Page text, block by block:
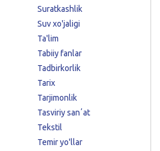
Suratkashlik
Suv xo'jaligi
Ta'lim
Tabiiy fanlar
Tadbirkorlik
Tarix
Tarjimonlik
Tasviriy sanʼat
Tekstil
Temir yo'llar